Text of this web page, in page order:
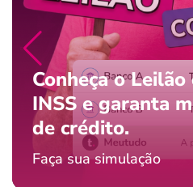
Conheça o
INSS e garanta
de crédito.
Faça sua simulação